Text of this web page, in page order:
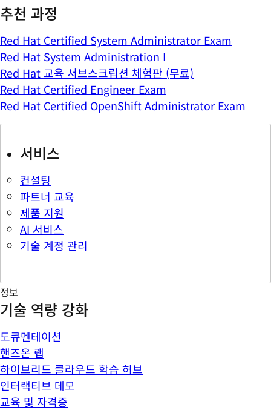
추천 과정
Red Hat Certified System Administrator Exam
Red Hat System Administration I
Red Hat 교육 서브스크립션 체험판 (무료)
Red Hat Certified Engineer Exam
Red Hat Certified OpenShift Administrator Exam
서비스
컨설팅
파트너 교육
제품 지원
AI 서비스
기술 계정 관리
정보
기술 역량 강화
도큐멘테이션
핸즈온 랩
하이브리드 클라우드 학습 허브
인터랙티브 데모
교육 및 자격증